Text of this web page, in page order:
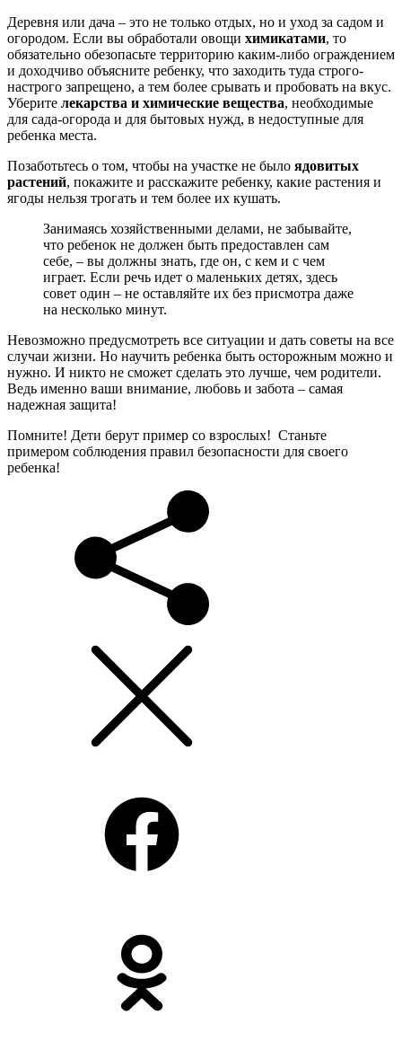
Деревня или дача – это не только отдых, но и уход за садом и
огородом. Если вы обработали овощи химикатами, то
обязательно обезопасьте территорию каким-либо ограждением
и доходчиво объясните ребенку, что заходить туда строго-
настрого запрещено, а тем более срывать и пробовать на вкус.
Уберите лекарства и химические вещества, необходимые
для сада-огорода и для бытовых нужд, в недоступные для
ребенка места.
Позаботьтесь о том, чтобы на участке не было ядовитых
растений, покажите и расскажите ребенку, какие растения и
ягоды нельзя трогать и тем более их кушать.
Занимаясь хозяйственными делами, не забывайте,
что ребенок не должен быть предоставлен сам
себе, – вы должны знать, где он, с кем и с чем
играет. Если речь идет о маленьких детях, здесь
совет один – не оставляйте их без присмотра даже
на несколько минут.
Невозможно предусмотреть все ситуации и дать советы на все
случаи жизни. Но научить ребенка быть осторожным можно и
нужно. И никто не сможет сделать это лучше, чем родители.
Ведь именно ваши внимание, любовь и забота – самая
надежная защита!
Помните! Дети берут пример со взрослых! Станьте
примером соблюдения правил безопасности для своего
ребенка!